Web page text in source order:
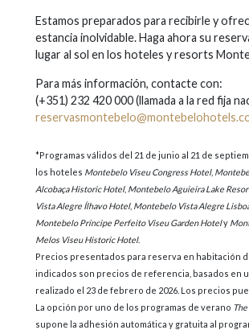
Estamos preparados para recibirle y
estancia inolvidable. Haga ahora su
lugar al sol en los hoteles y resorts
Para más información, contacte con:
(+351) 232 420 000 (llamada a la red fija
*Programas válidos del 21 de junio al 21 de
los hoteles Montebelo Viseu Congress Hotel,
Alcobaça Historic Hotel, Montebelo Aguieira Lake
Vista Alegre Ílhavo Hotel, Montebelo Vista Alegre
Montebelo Príncipe Perfeito Viseu Garden Hotely
Melos Viseu Historic Hotel.
Precios presentados para reserva en habitación
indicados son precios de referencia, basados en
realizado el 23 de febrero de 2026. Los precios
La opción por uno de los programas de verano
supone la adhesión automática y gratuita al